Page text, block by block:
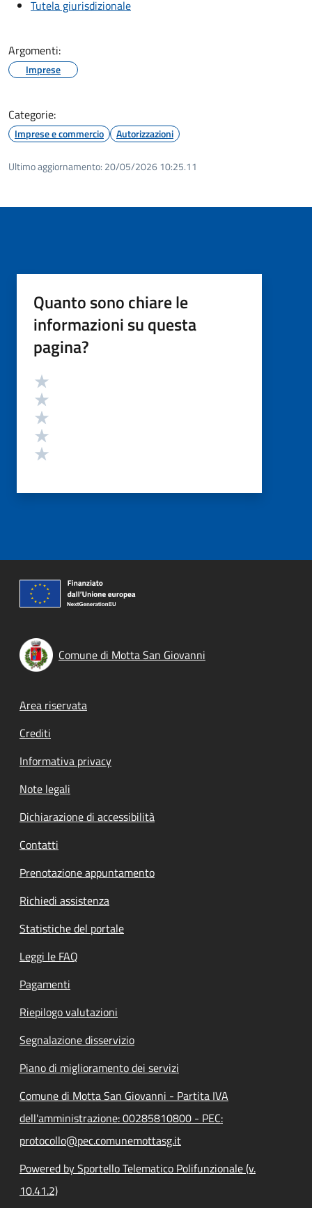
Tutela giurisdizionale
Argomenti:
Imprese
Categorie:
Imprese e commercio Autorizzazioni
Ultimo aggiornamento: 20/05/2026 10:25.11
Quanto sono chiare le
informazioni su questa
pagina?
Valutazione
Comune di Motta San Giovanni
Footer menu
Area riservata
Crediti
Informativa privacy
Note legali
Dichiarazione di accessibilità
Contatti
Prenotazione appuntamento
Richiedi assistenza
Statistiche del portale
Leggi le FAQ
Pagamenti
Riepilogo valutazioni
Segnalazione disservizio
Piano di miglioramento dei servizi
Comune di Motta San Giovanni - Partita IVA
dell'amministrazione: 00285810800 - PEC:
protocollo@pec.comunemottasg.it
Powered by Sportello Telematico Polifunzionale (v.
10.41.2)